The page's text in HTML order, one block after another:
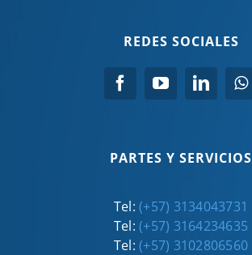
REDES SOCIALES
PARTES Y SERVICIOS
Tel:(+57) 3134043731
Tel:(+57) 3164234635
Tel:(+57) 3102806560